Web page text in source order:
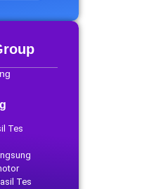
Tes
Tes